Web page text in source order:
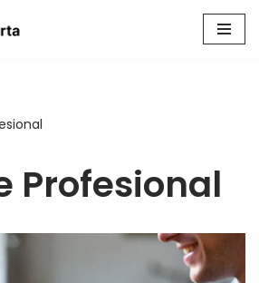
Profesional